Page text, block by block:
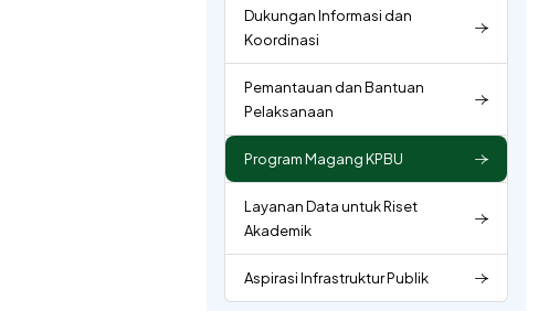
Dukungan Informasi dan
Koordinasi
Pemantauan dan Bantuan
Pelaksanaan
Program Magang KPBU
Layanan Data untuk Riset
Akademik
Aspirasi Infrastruktur Publik